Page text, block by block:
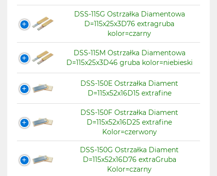
DSS-115G Ostrzałka Diamentowa
D=115x25x3D76 extragruba
kolor=czarny
DSS-115M Ostrzałka Diamentowa
D=115x25x3D46 gruba kolor=niebieski
DSS-150E Ostrzałka Diament
D=115x52x16D15 extrafine
DSS-150F Ostrzałka Diament
D=115x52x16D25 extrafine
Kolor=czerwony
DSS-150G Ostrzałka Diament
D=115x52x16D76 extraGruba
Kolor=czarny